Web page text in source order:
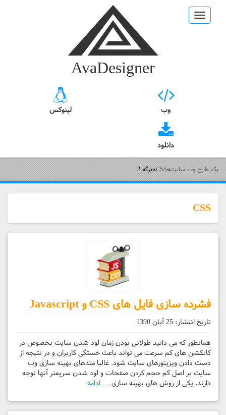
Toggle
navigation
AvaDesigner
وب لینوکس
دانلود
یک طراح وب سایت»
CSS
»برگه 2
CSS
فشرده سازی فایل های CSS و Javascript
تاریخ انتشار: 25 آبان 1390
همانطور که می دانید طولانی بودن زمان لود شدن سایت بخصوص در
کانکشن های کم سرعت می تواند باعث خستگی کاربران و در نتیجه از
دست دادن ویزیتورهای سایت شود. غالبا متدهای بهینه سازی وب
سایت بر اصل کم حجم کردن صفحات و لود شدن سریعتر آنها توجه
دارند. یکی از روش های بهینه سازی … ادامه